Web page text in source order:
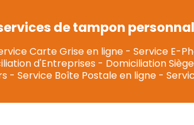
de tampon
Carte Grise en ligne- Service E-
d'Entreprises - Domiciliation
- Service Boîte Postale en ligne-